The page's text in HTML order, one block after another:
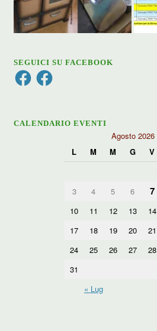
SEGUICI SU FACEBOOK
FacebookFacebook
CALENDARIO EVENTI
Agosto 2026
L
M M G V
3
4 5 6 7
10
11 12 13 14
17
18 19 20 21
24
25 26 27 28
31
« Lug